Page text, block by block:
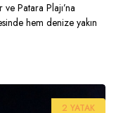
Patara Plajı’na
hem denize yakın
2 YATAK